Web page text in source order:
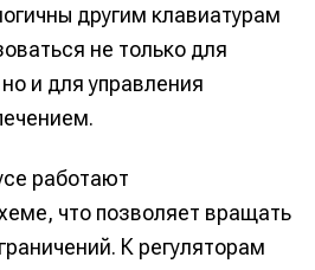
другим клавиатурам
не только для
и для управления
работают
что позволяет вращать
К регуляторам